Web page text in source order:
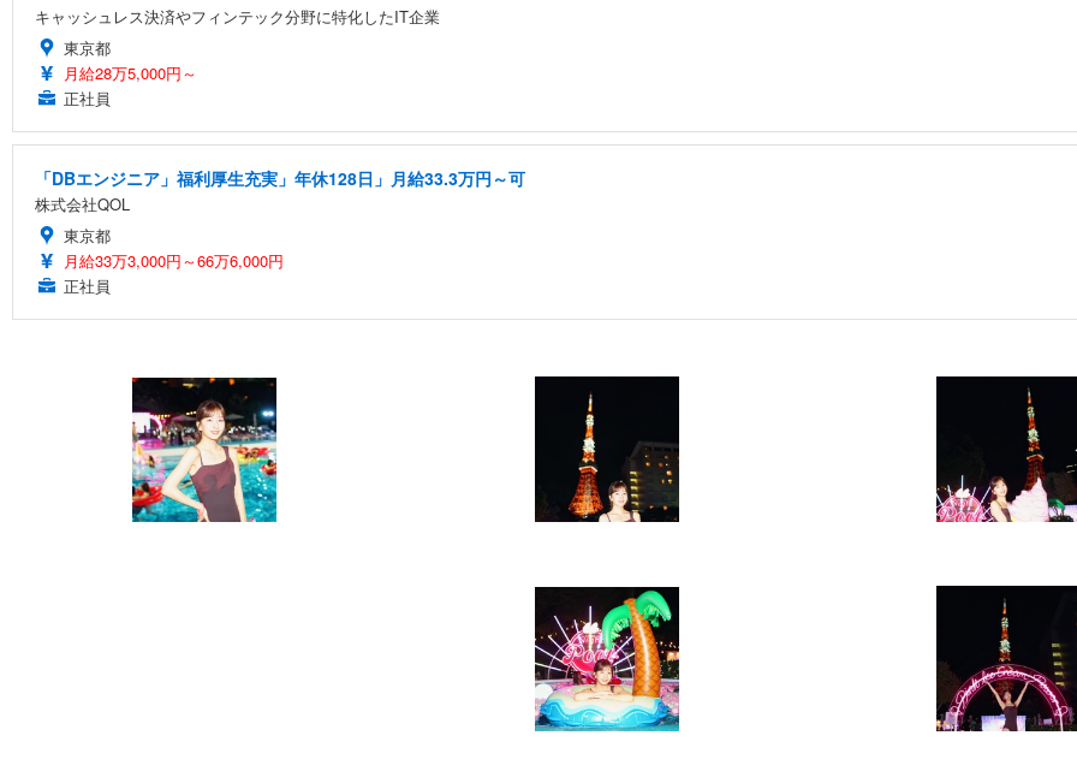
キャッシュレス決済やフィンテック分野に特化したIT企業
東京都
月給28万5,000円～
正社員
「DBエンジニア」福利厚生充実」年休128日」月給33.3万円～可
株式会社QOL
東京都
月給33万3,000円～66万6,000円
正社員